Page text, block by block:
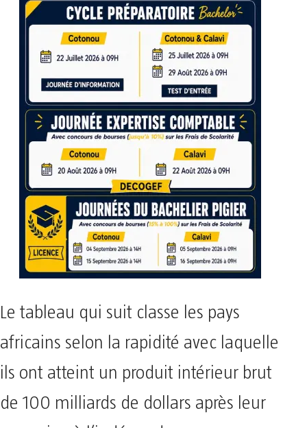
Le tableau qui suit classe les pays
africains selon la rapidité avec laquelle
ils ont atteint un produit intérieur brut
de 100 milliards de dollars après leur